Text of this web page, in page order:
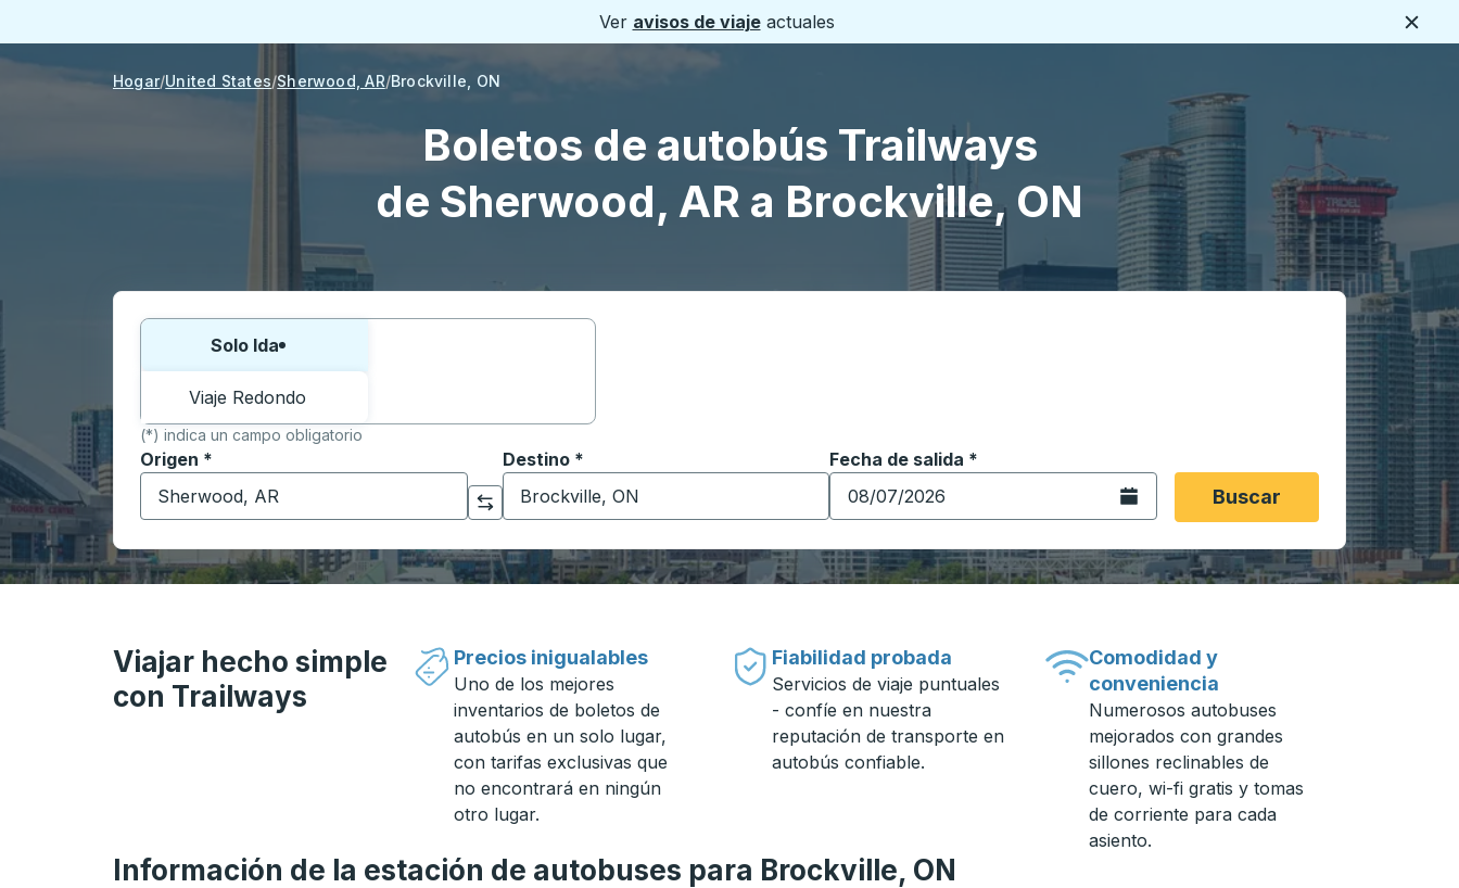
Ver avisos de viajeactuales
Hogar United States Sherwood, AR Brockville, ON
Boletos de autobús Trailways
de Sherwood, AR a Brockville, ON
Elija una forma o viaje de ida y vuelta:
Solo Ida
Viaje Redondo
(*) indica un campo obligatorio
Origen *
Comience a escribir la ciudad de origen para abrir las opciones de ubicación y luego use las teclas de flecha para navegar hasta la ciudad de origen que
Haga clic para cambiar sus selecciones de origen y destino
Destino *
Comience a escribir la ciudad de destino para abrir las opciones de ubicación y luego use las teclas de flecha
Fecha de salida *
Escriba la fecha en formato de fecha Barra diagonal de mes de 2
Abra el calendario.Buscar
Viajar hecho simple
con Trailways
Precios inigualables
Uno de los mejores
inventarios de boletos de
autobús en un solo lugar,
con tarifas exclusivas que
no encontrará en ningún
otro lugar.
Fiabilidad probada
Servicios de viaje puntuales
- confíe en nuestra
reputación de transporte en
autobús confiable.
Comodidad y
conveniencia
Numerosos autobuses
mejorados con grandes
sillones reclinables de
cuero, wi-fi gratis y tomas
de corriente para cada
asiento.
Información de la estación de autobuses para Brockville, ON